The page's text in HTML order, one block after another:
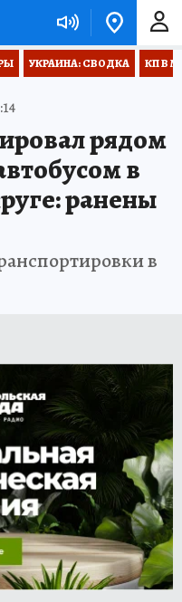
УКРАИНА: СВОДКА КП В
рядом
в
ранены
в